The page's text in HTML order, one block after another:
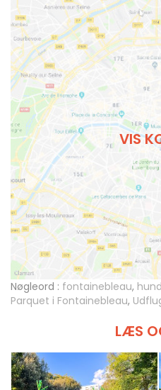
VIS
Nøgleord : fontainebleau, hund
Parquet i Fontainebleau,
LÆS